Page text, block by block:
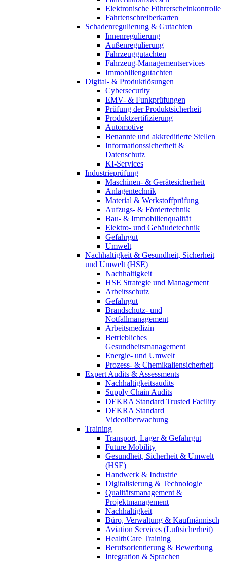
Elektronische Führerscheinkontrolle
Fahrtenschreiberkarten
Schadenregulierung & Gutachten
Innenregulierung
Außenregulierung
Fahrzeuggutachten
Fahrzeug-Managementservices
Immobiliengutachten
Digital- & Produktlösungen
Cybersecurity
EMV- & Funkprüfungen
Prüfung der Produktsicherheit
Produktzertifizierung
Automotive
Benannte und akkreditierte Stellen
Informationssicherheit &
Datenschutz
KI-Services
Industrieprüfung
Maschinen- & Gerätesicherheit
Anlagentechnik
Material & Werkstoffprüfung
Aufzugs- & Fördertechnik
Bau- & Immobilienqualität
Elektro- und Gebäudetechnik
Gefahrgut
Umwelt
Nachhaltigkeit & Gesundheit, Sicherheit
und Umwelt (HSE)
Nachhaltigkeit
HSE Strategie und Management
Arbeitsschutz
Gefahrgut
Brandschutz- und
Notfallmanagement
Arbeitsmedizin
Betriebliches
Gesundheitsmanagement
Energie- und Umwelt
Prozess- & Chemikaliensicherheit
Expert Audits & Assessments
Nachhaltigkeitsaudits
Supply Chain Audits
DEKRA Standard Trusted Facility
DEKRA Standard
Videoüberwachung
Training
Transport, Lager & Gefahrgut
Future Mobility
Gesundheit, Sicherheit & Umwelt
(HSE)
Handwerk & Industrie
Digitalisierung & Technologie
Qualitätsmanagement &
Projektmanagement
Nachhaltigkeit
Büro, Verwaltung & Kaufmännisch
Aviation Services (Luftsicherheit)
HealthCare Training
Berufsorientierung & Bewerbung
Integration & Sprachen